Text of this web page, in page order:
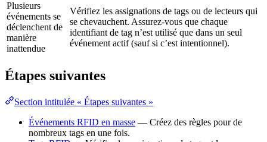
Plusieurs
événements se
déclenchent de
manière
inattendue
Vérifiez les assignations de tags ou de lecteurs qui
se chevauchent. Assurez-vous que chaque
identifiant de tag n’est utilisé que dans un seul
événement actif (sauf si c’est intentionnel).
Étapes suivantes
Section intitulée « Étapes suivantes »
Événements RFID en masse — Créez des règles pour de
nombreux tags en une fois.